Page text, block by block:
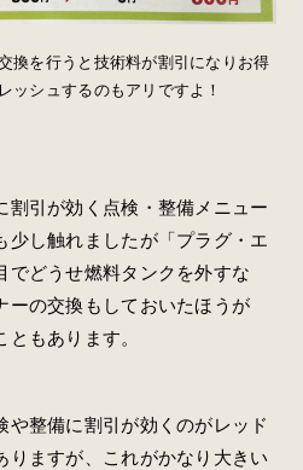
換を行うと技術料が割引になりお得
ッシュするのもアリですよ！
割引が効く点検・整備メニュー
少し触れましたが「プラグ・エ
でどうせ燃料タンクを外すな
ーの交換もしておいたほうが
もあります。
や整備に割引が効くのがレッド
りますが、これがかなり大きい